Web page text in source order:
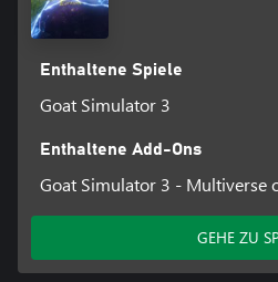
Enthaltene Spiele
Goat Simulator 3
Enthaltene Add-Ons
Goat Simulator 3 - Multiverse
GEHE ZU